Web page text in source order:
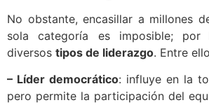
No obstante, encasillar a millones
sola categoría es imposible;
diversos tipos de liderazgo. Entre
– Líder democrático: influye en la
pero permite la participación del